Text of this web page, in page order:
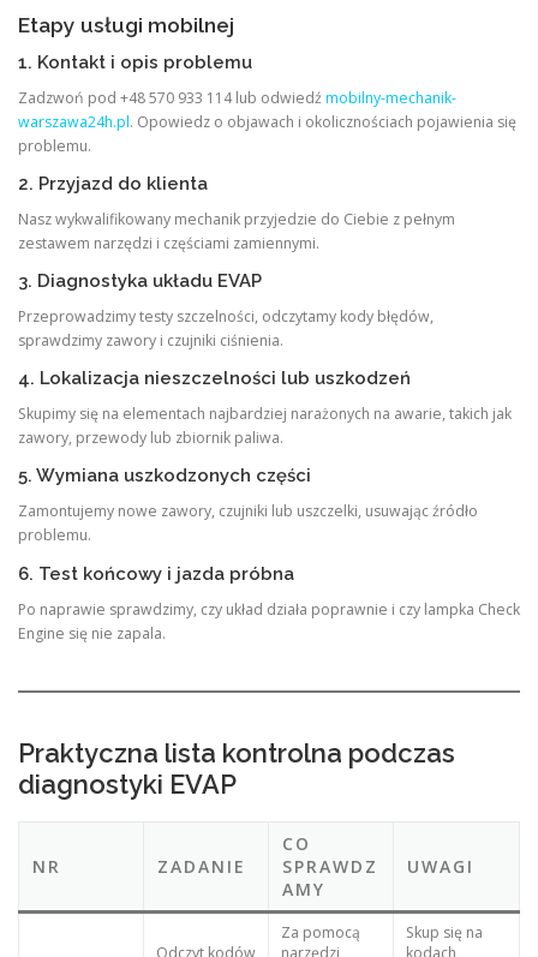
Etapy usługi mobilnej
1. Kontakt i opis problemu
Zadzwoń pod +48 570 933 114 lub odwiedźmobilny-mechanik-
warszawa24h.pl. Opowiedz o objawach i okolicznościach pojawienia się
problemu.
2. Przyjazd do klienta
Nasz wykwalifikowany mechanik przyjedzie do Ciebie z pełnym
zestawem narzędzi i częściami zamiennymi.
3. Diagnostyka układu EVAP
Przeprowadzimy testy szczelności, odczytamy kody błędów,
sprawdzimy zawory i czujniki ciśnienia.
4. Lokalizacja nieszczelności lub uszkodzeń
Skupimy się na elementach najbardziej narażonych na awarie, takich jak
zawory, przewody lub zbiornik paliwa.
5. Wymiana uszkodzonych części
Zamontujemy nowe zawory, czujniki lub uszczelki, usuwając źródło
problemu.
6. Test końcowy i jazda próbna
Po naprawie sprawdzimy, czy układ działa poprawnie i czy lampka Check
Engine się nie zapala.
Praktyczna lista kontrolna podczas
diagnostyki EVAP
NR ZADANIE
CO
SPRAWDZ
AMY
UWAGI
Za pomocą
Skup się na